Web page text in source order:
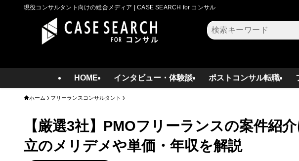
現役コンサルタント向けの総合メディア | CASE SEARCH for コンサル
HOME インタビュー・体験談 ポストコンサル転職
検
索
ホーム フリーランスコンサルタント
【厳選3社】PMOフリーランスの案件紹
立のメリデメや単価・年収を解説